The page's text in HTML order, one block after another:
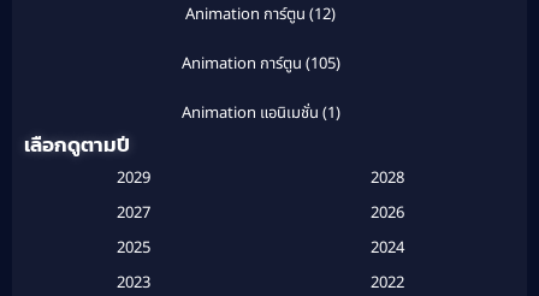
Animation การ์ตูน (12)
Animation การ์ตูน (105)
Animation แอนิเมชั่น (1)
เลือกดูตามปี
2029
2028
2027
2026
2025
2024
2023
2022